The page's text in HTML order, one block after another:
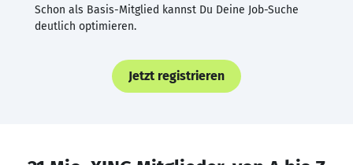
Schon als Basis-Mitglied kannst Du Deine Job-Suche
deutlich optimieren.
Jetzt registrieren